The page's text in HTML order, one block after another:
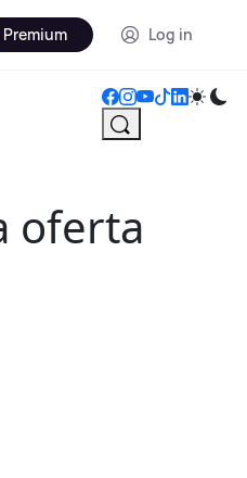
Premium Log in
oferta